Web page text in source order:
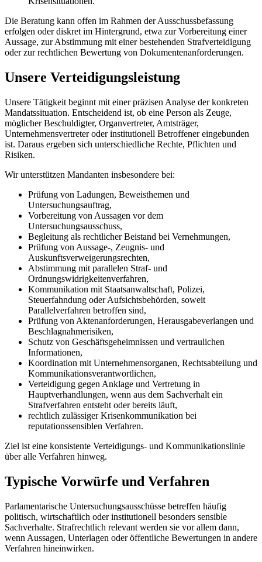
Die Beratung kann offen im Rahmen der Ausschussbefassung
erfolgen oder diskret im Hintergrund, etwa zur Vorbereitung einer
Aussage, zur Abstimmung mit einer bestehenden Strafverteidigung
oder zur rechtlichen Bewertung von Dokumentenanforderungen.
Unsere Verteidigungsleistung
Unsere Tätigkeit beginnt mit einer präzisen Analyse der konkreten
Mandatssituation. Entscheidend ist, ob eine Person als Zeuge,
möglicher Beschuldigter, Organvertreter, Amtsträger,
Unternehmensvertreter oder institutionell Betroffener eingebunden
ist. Daraus ergeben sich unterschiedliche Rechte, Pflichten und
Risiken.
Wir unterstützen Mandanten insbesondere bei:
Prüfung von Ladungen, Beweisthemen und
Untersuchungsauftrag,
Vorbereitung von Aussagen vor dem
Untersuchungsausschuss,
Begleitung als rechtlicher Beistand bei Vernehmungen,
Prüfung von Aussage-, Zeugnis- und
Auskunftsverweigerungsrechten,
Abstimmung mit parallelen Straf- und
Ordnungswidrigkeitenverfahren,
Kommunikation mit Staatsanwaltschaft, Polizei,
Steuerfahndung oder Aufsichtsbehörden, soweit
Parallelverfahren betroffen sind,
Prüfung von Aktenanforderungen, Herausgabeverlangen und
Beschlagnahmerisiken,
Schutz von Geschäftsgeheimnissen und vertraulichen
Informationen,
Koordination mit Unternehmensorganen, Rechtsabteilung und
Kommunikationsverantwortlichen,
Verteidigung gegen Anklage und Vertretung in
Hauptverhandlungen, wenn aus dem Sachverhalt ein
Strafverfahren entsteht oder bereits läuft,
rechtlich zulässiger Krisenkommunikation bei
reputationssensiblen Verfahren.
Ziel ist eine konsistente Verteidigungs- und Kommunikationslinie
über alle Verfahren hinweg.
Typische Vorwürfe und Verfahren
Parlamentarische Untersuchungsausschüsse betreffen häufig
politisch, wirtschaftlich oder institutionell besonders sensible
Sachverhalte. Strafrechtlich relevant werden sie vor allem dann,
wenn Aussagen, Unterlagen oder öffentliche Bewertungen in andere
Verfahren hineinwirken.